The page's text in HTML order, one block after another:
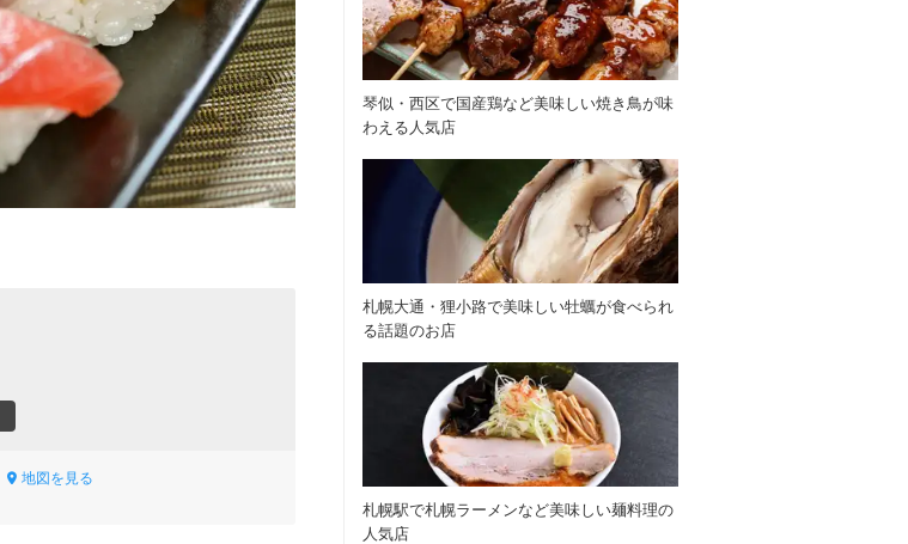
地図を見る
琴似・西区で国産鶏など美味しい焼き鳥が味
わえる人気店
札幌大通・狸小路で美味しい牡蠣が食べられ
る話題のお店
札幌駅で札幌ラーメンなど美味しい麺料理の
人気店